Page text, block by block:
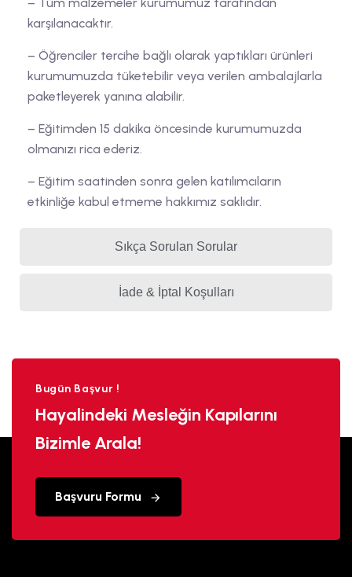
Sıkça Sorulan Sorular
İade & İptal Koşulları
karşılanacaktır.
– Öğrenciler tercihe bağlı olarak yaptıkları ürünleri
kurumumuzda tüketebilir veya verilen ambalajlarla
paketleyerek yanına alabilir.
– Eğitimden 15 dakika öncesinde kurumumuzda
olmanızı rica ederiz.
– Eğitim saatinden sonra gelen katılımcıların
etkinliğe kabul etmeme hakkımız saklıdır.
Bugün Başvur !
Hayalindeki Mesleğin Kapılarını
Bizimle Arala!
Başvuru Formu